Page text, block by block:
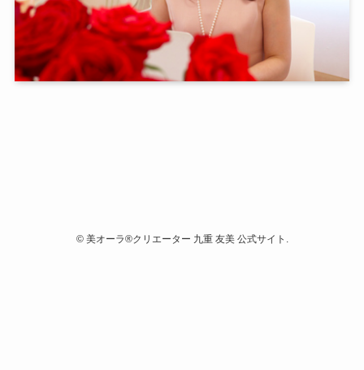
©美オーラ®クリエーター 九重 友美 公式サイト.